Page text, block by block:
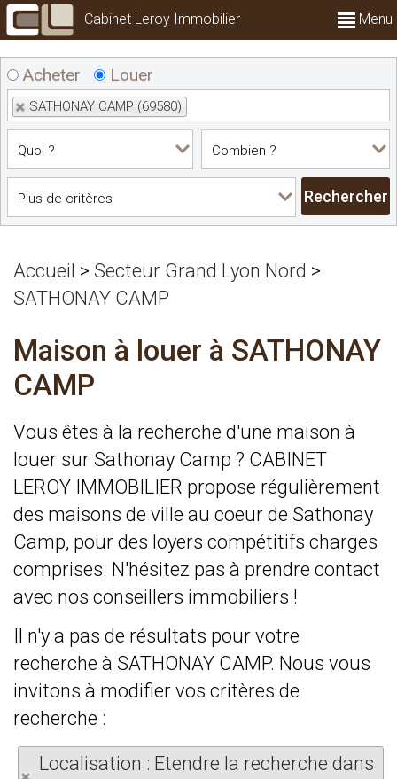
Cabinet Leroy Immobilier Menu
Acheter Louer
SATHONAY CAMP (69580)
Accueil > Secteur Grand Lyon Nord >
SATHONAY CAMP
Maison à louer à SATHONAY
CAMP
Vous êtes à la recherche d'une maison à
louer sur Sathonay Camp ? CABINET
LEROY IMMOBILIER propose régulièrement
des maisons de ville au coeur de Sathonay
Camp, pour des loyers compétitifs charges
comprises. N'hésitez pas à prendre contact
avec nos conseillers immobiliers !
Il n'y a pas de résultats pour votre
recherche à SATHONAY CAMP. Nous vous
invitons à modifier vos critères de
recherche :
Localisation : Etendre la recherche dans